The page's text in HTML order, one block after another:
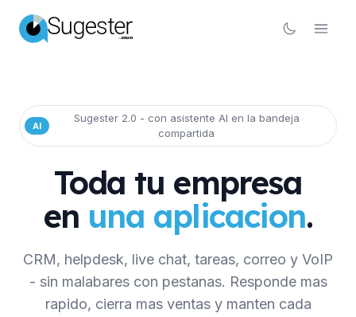
AI
Sugester 2.0 - con asistente AI en la bandeja
compartida
Toda tu empresa
en una aplicacion.
CRM, helpdesk, live chat, tareas, correo y VoIP
- sin malabares con pestanas. Responde mas
rapido, cierra mas ventas y manten cada